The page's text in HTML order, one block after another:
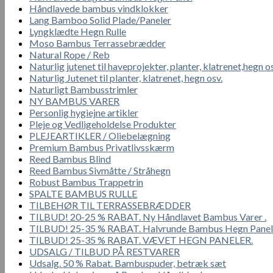
Håndlavede bambus vindklokker
Lang Bamboo Solid Plade/Paneler
Lyngklædte Hegn Rulle
Moso Bambus Terrassebrædder
Natural Rope / Reb
Naturlig jutenet til haveprojekter, planter, klatrenet,hegn
Naturlig Jutenet til planter, klatrenet, hegn osv.
Naturligt Bambusstrimler
NY BAMBUS VARER
Personlig hygiejne artikler
Pleje og Vedligeholdelse Produkter
PLEJEARTIKLER / Oliebelægning
Premium Bambus Privatlivsskærm
Reed Bambus Blind
Reed Bambus Sivmåtte / Stråhegn
Robust Bambus Trappetrin
SPALTE BAMBUS RULLE
TILBEHØR TIL TERRASSEBRÆDDER
TILBUD! 20-25 % RABAT. Ny Håndlavet Bambus Varer .
TILBUD! 25-35 % RABAT. Halvrunde Bambus Hegn Panel
TILBUD! 25-35 % RABAT. VÆVET HEGN PANELER.
UDSALG / TILBUD PÅ RESTVARER
Udsalg. 50 % Rabat. Bambuspuder, betræk sæt